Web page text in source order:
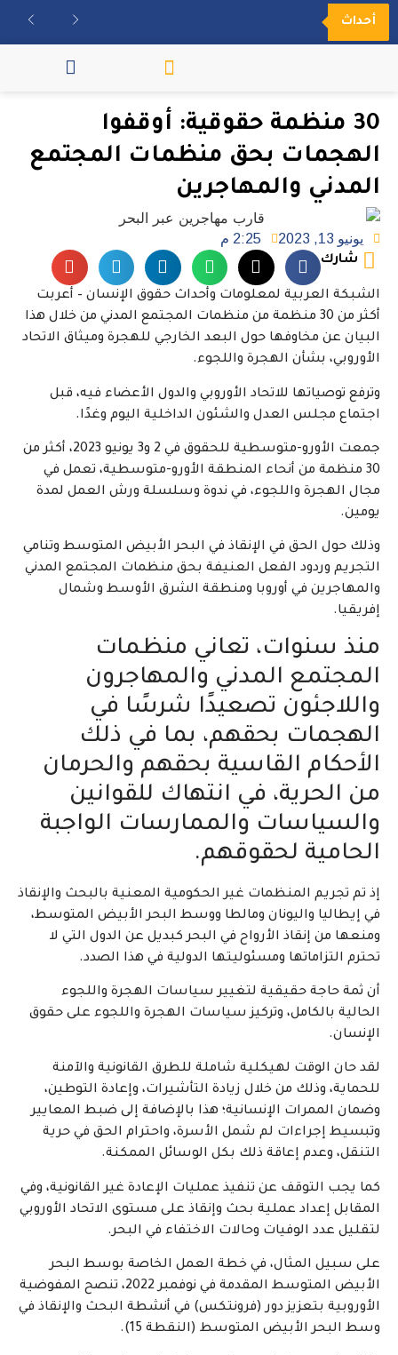
أحداث
30 منظمة حقوقية: أوقفوا
الهجمات بحق منظمات المجتمع
المدني والمهاجرين
يونيو 13, 2023 2:25 م
شارك
الشبكة العربية لمعلومات وأحداث حقوق الإنسان – أعربت
أكثر من 30 منظمة من منظمات المجتمع المدني من خلال هذا
البيان عن مخاوفها حول البعد الخارجي للهجرة وميثاق الاتحاد
الأوروبي، بشأن الهجرة واللجوء.
وترفع توصياتها للاتحاد الأوروبي والدول الأعضاء فيه، قبل
اجتماع مجلس العدل والشئون الداخلية اليوم وغدًا.
جمعت الأورو-متوسطية للحقوق في 2 و3 يونيو 2023، أكثر من
30 منظمة من أنحاء المنطقة الأورو-متوسطية، تعمل في
مجال الهجرة واللجوء، في ندوة وسلسلة ورش العمل لمدة
يومين.
وذلك حول الحق في الإنقاذ في البحر الأبيض المتوسط وتنامي
التجريم وردود الفعل العنيفة بحق منظمات المجتمع المدني
والمهاجرين في أوروبا ومنطقة الشرق الأوسط وشمال
إفريقيا.
منذ سنوات، تعاني منظمات
المجتمع المدني والمهاجرون
واللاجئون تصعيدًا شرسًا في
الهجمات بحقهم، بما في ذلك
الأحكام القاسية بحقهم والحرمان
من الحرية، في انتهاك للقوانين
والسياسات والممارسات الواجبة
الحامية لحقوقهم.
إذ تم تجريم المنظمات غير الحكومية المعنية بالبحث والإنقاذ
في إيطاليا واليونان ومالطا ووسط البحر الأبيض المتوسط،
ومنعها من إنقاذ الأرواح في البحر كبديل عن الدول التي لا
تحترم التزاماتها ومسئوليتها الدولية في هذا الصدد.
أن ثمة حاجة حقيقية لتغيير سياسات الهجرة واللجوء
الحالية بالكامل، وتركيز سياسات الهجرة واللجوء على حقوق
الإنسان.
لقد حان الوقت لهيكلية شاملة للطرق القانونية والآمنة
للحماية، وذلك من خلال زيادة التأشيرات، وإعادة التوطين،
وضمان الممرات الإنسانية؛ هذا بالإضافة إلى ضبط المعايير
وتبسيط إجراءات لم شمل الأسرة، واحترام الحق في حرية
التنقل، وعدم إعاقة ذلك بكل الوسائل الممكنة.
كما يجب التوقف عن تنفيذ عمليات الإعادة غير القانونية، وفي
المقابل إعداد عملية بحث وإنقاذ على مستوى الاتحاد الأوروبي
لتقليل عدد الوفيات وحالات الاختفاء في البحر.
على سبيل المثال، في خطة العمل الخاصة بوسط البحر
الأبيض المتوسط المقدمة في نوفمبر 2022، تنصح المفوضية
الأوروبية بتعزيز دور (فرونتكس) في أنشطة البحث والإنقاذ في
وسط البحر الأبيض المتوسط (النقطة 15).